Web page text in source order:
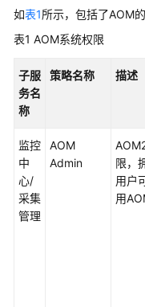
档
更
文
档
如表1所示，包括了AOM
表1 AOM系统权限
子服
务名
称
策略名称 描述
监控
中
心/
采集
管理
AOM
Admin
限，
用户
用